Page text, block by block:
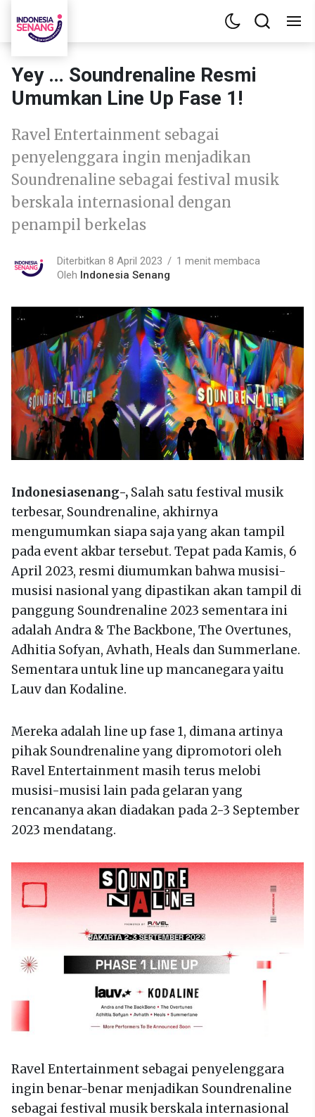
Yey … Soundrenaline Resmi
Umumkan Line Up Fase 1!
Ravel Entertainment sebagai
penyelenggara ingin menjadikan
Soundrenaline sebagai festival musik
berskala internasional dengan
penampil berkelas
Diterbitkan 8 April 2023
1 menit membaca
Oleh Indonesia Senang
Indonesiasenang-, Salah satu festival musik
terbesar, Soundrenaline, akhirnya
mengumumkan siapa saja yang akan tampil
pada event akbar tersebut. Tepat pada Kamis, 6
April 2023, resmi diumumkan bahwa musisi-
musisi nasional yang dipastikan akan tampil di
panggung Soundrenaline 2023 sementara ini
adalah Andra & The Backbone, The Overtunes,
Adhitia Sofyan, Avhath, Heals dan Summerlane.
Sementara untuk line up mancanegara yaitu
Lauv dan Kodaline.
Mereka adalah line up fase 1, dimana artinya
pihak Soundrenaline yang dipromotori oleh
Ravel Entertainment masih terus melobi
musisi-musisi lain pada gelaran yang
rencananya akan diadakan pada 2-3 September
2023 mendatang.
Ravel Entertainment sebagai penyelenggara
ingin benar-benar menjadikan Soundrenaline
sebagai festival musik berskala internasional